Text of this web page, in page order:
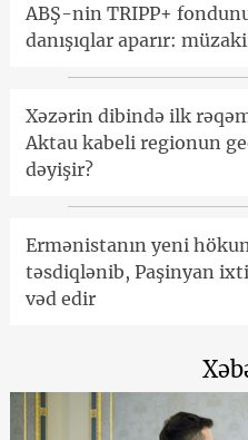
ABŞ-nin TRIPP+
danışıqlar aparır:
Xəzərin dibində ilk
Aktau kabeli regionun
dəyişir?
Ermənistanın yeni
təsdiqlənib, Paşinyan
vəd edir